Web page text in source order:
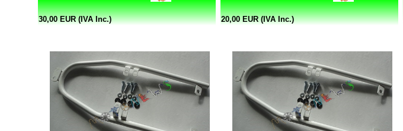
30,00 EUR (IVA Inc.) 20,00 EUR (IVA Inc.)